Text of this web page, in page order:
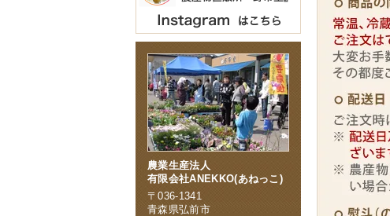
農業生産法人
有限会社ANEKKO(あねっこ)
〒036-1341
青森県弘前市